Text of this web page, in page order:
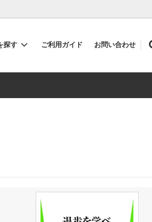
探す ご利用ガイド お問い合わせ